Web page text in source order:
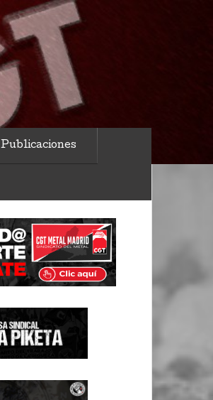
Publicaciones